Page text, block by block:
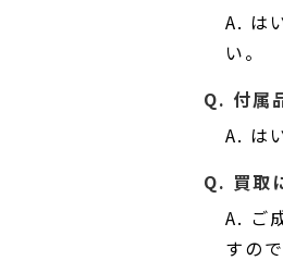
A. は
い。
Q. 付属
A. は
Q. 買取
A. ご
すの